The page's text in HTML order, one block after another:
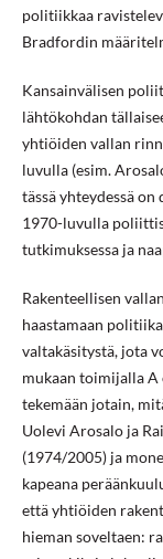
politiikkaa
Bradfordin
Kansainvälisen
lähtökohdan
yhtiöiden vallan
luvulla (esim.
tässä yhteydessä
1970-luvulla
tutkimuksessa ja
Rakenteellisen
haastamaan
valtakäsitystä, jota
mukaan toimijalla A
tekemään jotain,
Uolevi Arosalo ja
(1974/2005) ja
kapeana
että yhtiöiden
hieman soveltaen: